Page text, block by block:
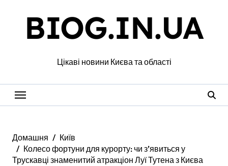
BIOG.IN.UA
Цікаві новини Києва та області
Домашня
Київ
Колесо фортуни для курорту: чи з’явиться у
Трускавці знаменитий атракціон Луї Тутена з Києва